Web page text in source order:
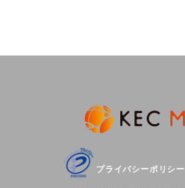
プライバシーポリシー